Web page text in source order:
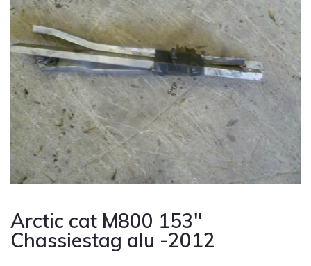
Arctic cat M800 153″
Chassiestag alu -2012